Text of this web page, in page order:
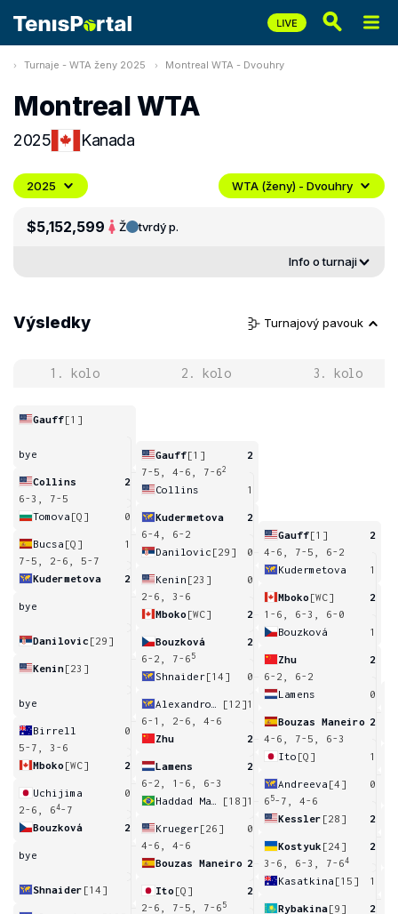
Turnaje - WTA ženy 2025 Montreal WTA - Dvouhry
Montreal WTA
2025 Kanada
2025 WTA (ženy) - Dvouhry
$5,152,599 Ž tvrdý p.
Info o turnaji
Výsledky Turnajový pavouk
1. kolo 2. kolo 3. kolo
Gauff[1]
bye
Collins
2
6-3, 7-5
Tomova [Q] 0
Bucsa [Q]
1
7-5, 2-6, 5-7
Kudermetova
2
bye
Danilovic [29]
Kenin[23]
bye
Birrell
0
5-7, 3-6
Mboko [WC] 2
Uchijima
0
2-6, 64-7
Bouzková
2
bye
Shnaider [14]
Gauff[1]
2
7-5, 4-6, 7-62
Collins 1
Kudermetova
2
6-4, 6-2
Danilovic [29] 0
Kenin [23]
0
2-6, 3-6
Mboko [WC] 2
Bouzková
2
6-2, 7-6 5
Shnaider[14] 0
[12]1
6-1, 2-6, 4-6
Zhu
2
Lamens
2
6-2, 1-6, 6-3
[18]1
Krueger[26]
0
4-6, 4-6
Bouzas Maneiro 2
Ito [Q]
2
2-6, 7-5, 7-6 5
Gauff[1]
2
4-6, 7-5, 6-2
Kudermetova
1
Mboko [WC]
2
1-6, 6-3, 6-0
Bouzková
1
Zhu
2
6-2, 6-2
Lamens
0
Bouzas Maneiro 2
4-6, 7-5, 6-3
Ito [Q] 1
Andreeva [4]
0
6 5-7, 4-6
Kessler [28] 2
Kostyuk [24]
2
3-6, 6-3, 7-64
Kasatkina [15] 1
Rybakina[9]
2